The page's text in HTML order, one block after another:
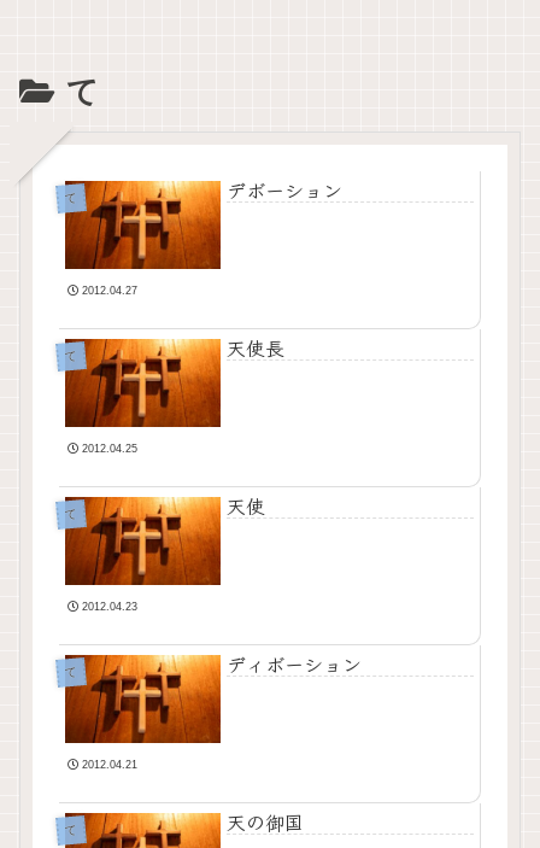
て
て デボーション
2012.04.27
て 天使長
2012.04.25
て 天使
2012.04.23
て ディボーション
2012.04.21
て 天の御国